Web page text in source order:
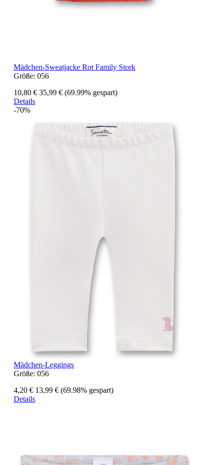
Mädchen-Sweatjacke Rot Family Stork
Größe: 056
10,80 € 35,99 € (69.99% gespart)
Details
-70%
Mädchen-Leggings
Größe: 056
4,20 € 13,99 € (69.98% gespart)
Details